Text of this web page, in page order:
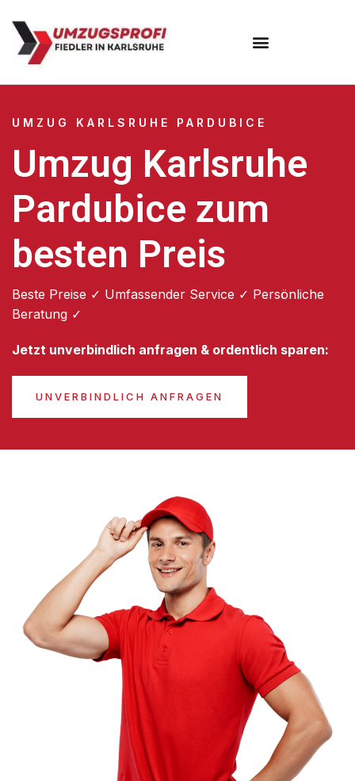
UMZUG KARLSRUHE PARDUBICE
Umzug Karlsruhe
Pardubice zum
besten Preis
Beste Preise ✓ Umfassender Service ✓ Persönliche
Beratung ✓
Jetzt unverbindlich anfragen & ordentlich sparen:
UNVERBINDLICH ANFRAGEN